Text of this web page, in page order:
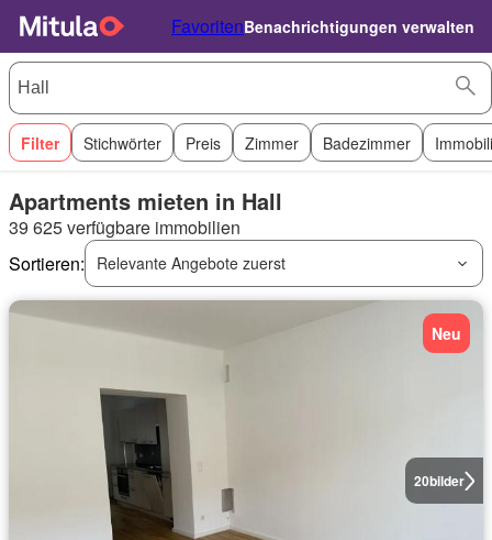
FavoritenBenachrichtigungen verwalten
Filter Stichwörter Preis Zimmer Badezimmer
Apartments mieten in Hall
39 625 verfügbare immobilien
Sortieren:
Relevante Angebote zuerst
20bilder
Neu